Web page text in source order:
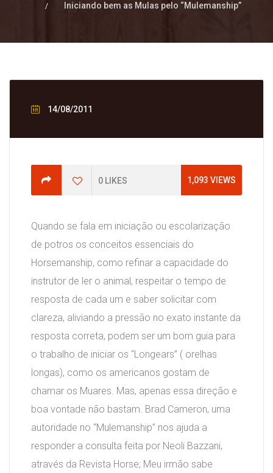
Iniciando bem as Mulas pelo “Mulemanship”
14/08/2011
0 LIKES 1,093 VIEWS
Quando se fala em iniciação ou escolarização
de potros os conceitos essenciais do
Horsemanship, como refinar a capacidade do
instrutor de ler o animal, respeitar o tempo de
resposta de cada um e saber solicitar com
clareza, aliviando a pressão no exato instante da
resposta correta, podem ser um bom guia para
o trabalho de iniciar os “Longears” ( orelhas
longas), como os americanos gostam de
chamar os Muares. Mas, apenas essa direção e
boa vontade não bastam. Brad Cameron, uma
autoridade no “Mulemanship” nos ajuda a
responder a consulta feita por Neoli Bazzani,
através da Revista Horse; Meu irmão sabe